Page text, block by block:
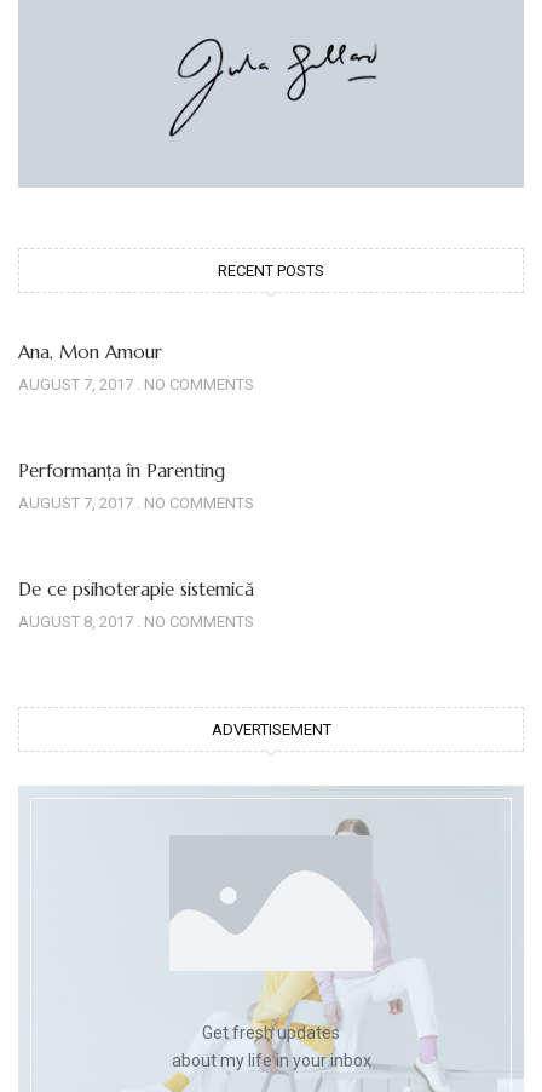
RECENT POSTS
Ana, Mon Amour
AUGUST 7, 2017 NO COMMENTS
Performanța în Parenting
AUGUST 7, 2017 NO COMMENTS
De ce psihoterapie sistemică
AUGUST 8, 2017 NO COMMENTS
ADVERTISEMENT
Get fresh updates
about my life in your inbox